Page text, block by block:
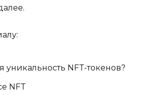
уникальность NFT-токенов?
NFT